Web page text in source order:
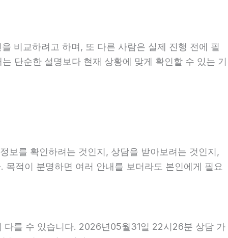
비교하려고 하며, 또 다른 사람은 실제 진행 전에 필
단순한 설명보다 현재 상황에 맞게 확인할 수 있는 기
보를 확인하려는 것인지, 상담을 받아보려는 것인지,
적이 분명하면 여러 안내를 보더라도 본인에게 필요
다를 수 있습니다. 2026년05월31일 22시26분 상담 가